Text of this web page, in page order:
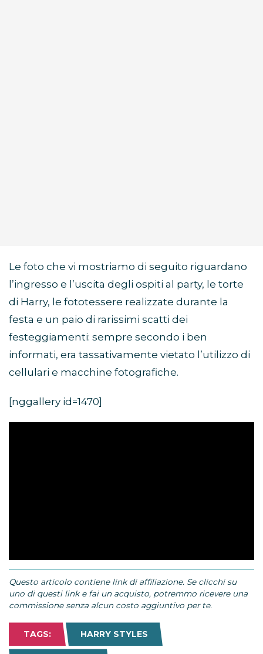
Le foto che vi mostriamo di seguito riguardano
l’ingresso e l’uscita degli ospiti al party, le torte
di Harry, le fototessere realizzate durante la
festa e un paio di rarissimi scatti dei
festeggiamenti: sempre secondo i ben
informati, era tassativamente vietato l’utilizzo di
cellulari e macchine fotografiche.
[nggallery id=1470]
Questo articolo contiene link di affiliazione. Se clicchi su
uno di questi link e fai un acquisto, potremmo ricevere una
commissione senza alcun costo aggiuntivo per te.
TAGS: HARRY STYLES